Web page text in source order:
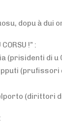
dopu à dui
!” :
(prisidenti di
(prufissori
(dirittori